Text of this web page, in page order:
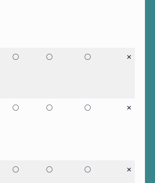
○ ○ ○ ✕
○ ○ ○ ✕
○ ○ ○ ✕